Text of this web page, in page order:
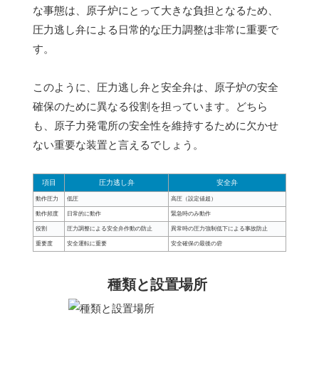
な事態は、原子炉にとって大きな負担となるため、
圧力逃し弁による日常的な圧力調整は非常に重要で
す。
このように、圧力逃し弁と安全弁は、原子炉の安全
確保のために異なる役割を担っています。どちら
も、原子力発電所の安全性を維持するために欠かせ
ない重要な装置と言えるでしょう。
項目 圧力逃し弁 安全弁
動作圧力 低圧 高圧（設定値超）
動作頻度 日常的に動作 緊急時のみ動作
役割 圧力調整による安全弁作動の防止 異常時の圧力強制低下による事故防止
重要度 安全運転に重要 安全確保の最後の砦
種類と設置場所